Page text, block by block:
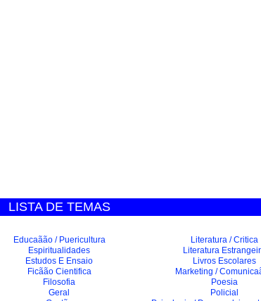
LISTA DE TEMAS
Educaãão / Puericultura
Espiritualidades
Estudos E Ensaio
Ficãão Cientifica
Filosofia
Geral
Literatura / Critica
Literatura
Livros Escolares
Marketing /
Poesia
Policial